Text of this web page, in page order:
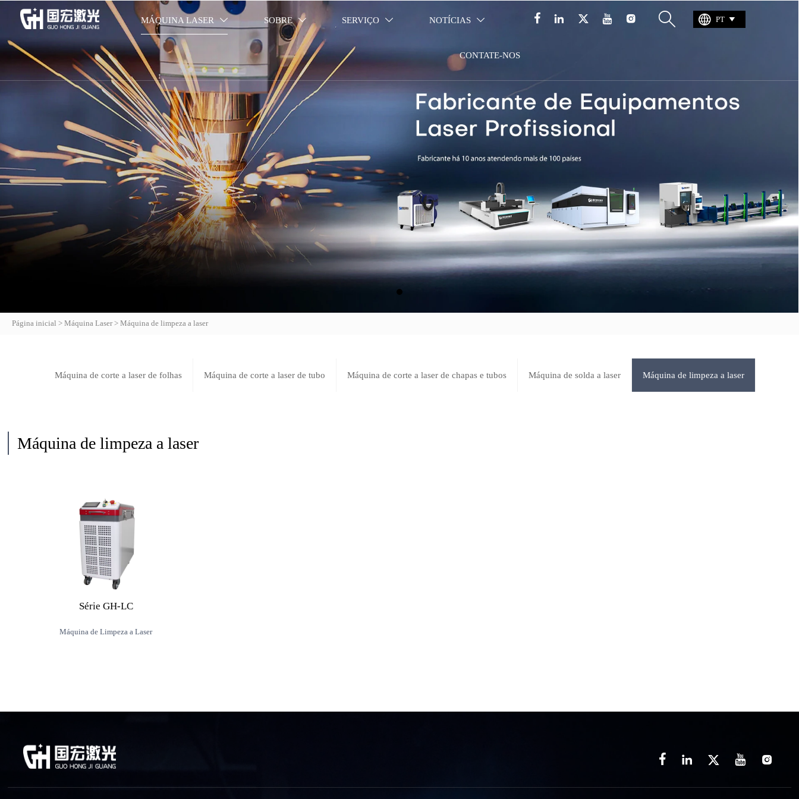
MÁQUINA LASER  SOBRE  SERVIÇO  NOTÍCIAS 
CONTATE-NOS
       PT 
Página inicial > Máquina Laser> Máquina de limpeza a laser
Máquina de corte a laser de folhas Máquina de corte a laser de tubo Máquina de corte a laser de chapas e tubos Máquina de solda a laser Máquina de limpeza a laser
Máquina de limpeza a laser
Série GH-LC
Máquina de Limpeza a Laser
    